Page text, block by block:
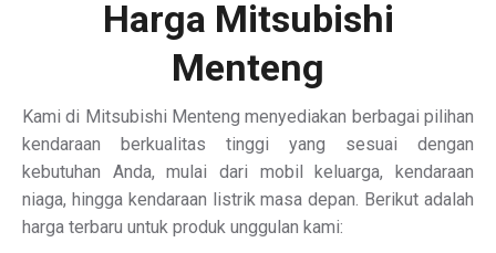
Harga Mitsubishi
Menteng
Kami di Mitsubishi Menteng menyediakan berbagai pilihan
kendaraan berkualitas tinggi yang sesuai dengan
kebutuhan Anda, mulai dari mobil keluarga, kendaraan
niaga, hingga kendaraan listrik masa depan. Berikut adalah
harga terbaru untuk produk unggulan kami: